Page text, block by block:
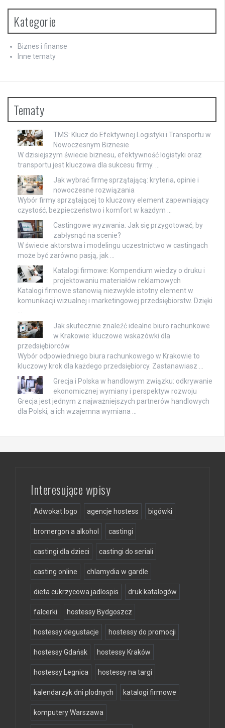
Kategorie
Biznes i finanse
Inne tematy
Tematy
TMS: Klucz do Efektywnej Logistyki i Transportu w
Nowoczesnym Biznesie
W dzisiejszym świecie biznesu, efektywność logistyki oraz
transportu jest kluczowa dla sukcesu firmy. …
Jak wybrać firmę sprzątającą: kryteria, opinie i
nowoczesne rozwiązania
Wybór firmy sprzątającej to kluczowy element zapewniający
czystość, bezpieczeństwo i komfort w każdym …
Castingowe wyzwania: Jak się przygotować, by
zabłysnąć na scenie?
W świecie aktorstwa i modelingu uczestnictwo w castingach
może być zarówno pasją, jak …
Katalogi firmowe: Kompendium wiedzy o druku i
projektowaniu materiałów reklamowych
Katalogi firmowe stanowią niezwykle istotny element w
komunikacji wizualnej i marketingowej przedsiębiorstw. Dzięki
…
Jak skutecznie znaleźć idealne biuro rachunkowe
w Krakowie: kluczowe wskazówki dla
przedsiębiorców
Wybór odpowiedniego biura rachunkowego w Krakowie to
kluczowy krok dla każdego przedsiębiorcy. Zastanawiasz …
Grecja i Polska w handlowym związku: odkrywanie
ekonomicznej wymiany i perspektyw rozwoju
Grecja jest jednym z najważniejszych partnerów handlowych
dla Polski, a ich wzajemna wymiana …
Interesujące wpisy
Adwokat logo agencje hostess bigówki
bromergon a alkohol castingi
castingi dla dzieci castingi do seriali
casting online chlamydia w gardle
dieta cukrzycowa jadlospis druk katalogów
falcerki hostessy Bydgoszcz
hostessy degustacje hostessy do promocji
hostessy Gdańsk hostessy Kraków
hostessy Legnica hostessy na targi
kalendarzyk dni plodnych katalogi firmowe
komputery Warszawa